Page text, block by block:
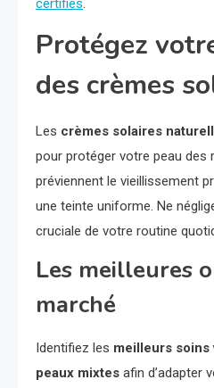
Protégez
des crèmes
Les crèmes solaires
pour protéger votre peau des
préviennent le vieillissement
une teinte uniforme. Ne
cruciale de votre routine
Les meilleures
marché
Identifiez les meilleurs soins
peaux mixtes afin d’adapter